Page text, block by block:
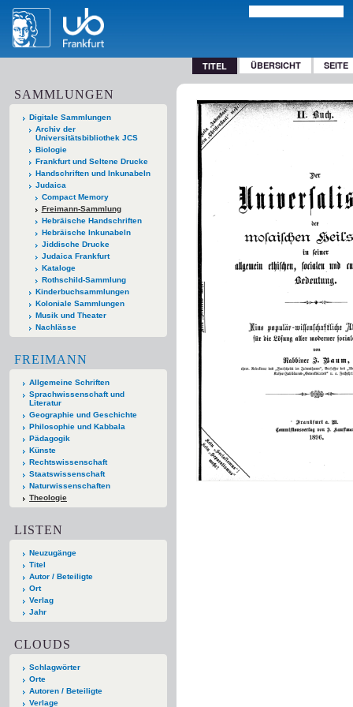
TITEL ÜBERSICHT SEITE
SAMMLUNGEN
Digitale Sammlungen
Archiv der
Universitätsbibliothek JCS
Biologie
Frankfurt und Seltene Drucke
Handschriften und Inkunabeln
Judaica
Compact Memory
Freimann-Sammlung
Hebräische Handschriften
Hebräische Inkunabeln
Jiddische Drucke
Judaica Frankfurt
Kataloge
Rothschild-Sammlung
Kinderbuchsammlungen
Koloniale Sammlungen
Musik und Theater
Nachlässe
FREIMANN
Allgemeine Schriften
Sprachwissenschaft und
Literatur
Geographie und Geschichte
Philosophie und Kabbala
Pädagogik
Künste
Rechtswissenschaft
Staatswissenschaft
Naturwissenschaften
Theologie
LISTEN
Neuzugänge
Titel
Autor / Beteiligte
Ort
Verlag
Jahr
CLOUDS
Schlagwörter
Orte
Autoren / Beteiligte
Verlage